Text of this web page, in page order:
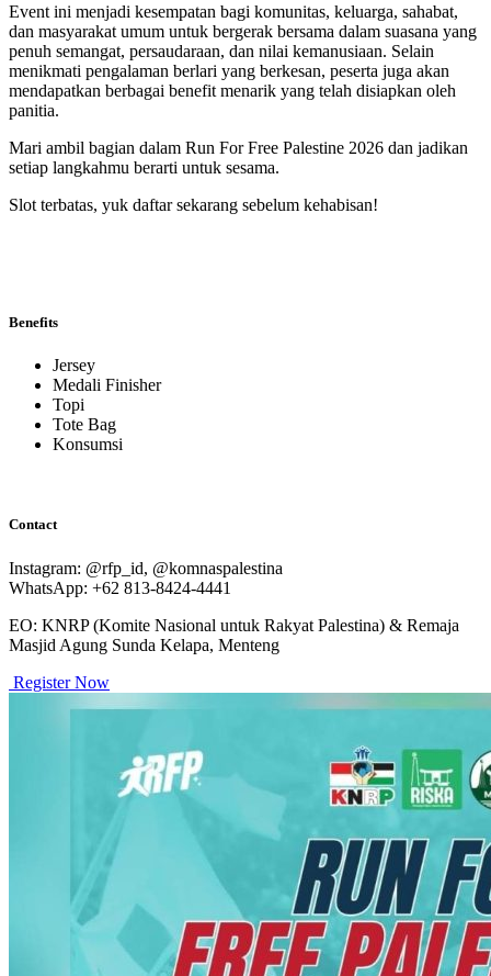
Event ini menjadi kesempatan bagi komunitas, keluarga, sahabat,
dan masyarakat umum untuk bergerak bersama dalam suasana yang
penuh semangat, persaudaraan, dan nilai kemanusiaan. Selain
menikmati pengalaman berlari yang berkesan, peserta juga akan
mendapatkan berbagai benefit menarik yang telah disiapkan oleh
panitia.
Mari ambil bagian dalam Run For Free Palestine 2026 dan jadikan
setiap langkahmu berarti untuk sesama.
Slot terbatas, yuk daftar sekarang sebelum kehabisan!
Benefits
Jersey
Medali Finisher
Topi
Tote Bag
Konsumsi
Contact
Instagram: @rfp_id, @komnaspalestina
WhatsApp: +62 813-8424-4441
EO: KNRP (Komite Nasional untuk Rakyat Palestina) & Remaja
Masjid Agung Sunda Kelapa, Menteng
Register Now